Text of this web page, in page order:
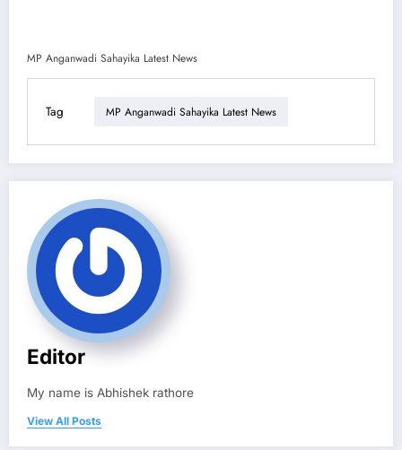
MP Anganwadi Sahayika Latest News
Tag MP Anganwadi Sahayika Latest News
Editor
My name is Abhishek rathore
View All Posts